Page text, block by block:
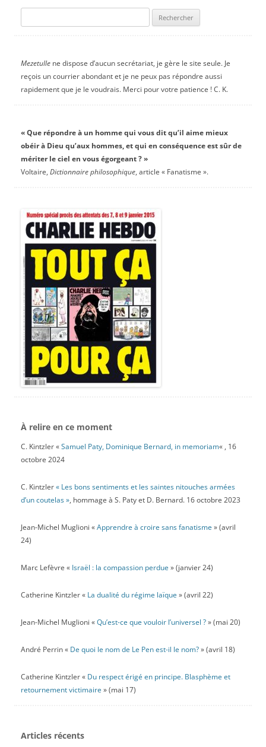
Mezetullene dispose d’aucun secrétariat, je gère le site seule. Je
reçois un courrier abondant et je ne peux pas répondre aussi
rapidement que je le voudrais. Merci pour votre patience ! C. K.
« Que répondre à un homme qui vous dit qu’il aime mieux
obéir à Dieu qu’aux hommes, et qui en conséquence est sûr de
mériter le ciel en vous égorgeant ? »
Voltaire, Dictionnaire philosophique, article « Fanatisme ».
À relire en ce moment
C. Kintzler «Samuel Paty, Dominique Bernard, in memoriam« , 16
octobre 2024
C. Kintzler« Les bons sentiments et les saintes nitouches armées
d’un coutelas », hommage à S. Paty et D. Bernard. 16 octobre 2023
Jean-Michel Muglioni «Apprendre à croire sans fanatisme » (avril
24)
Marc Lefèvre « Israël : la compassion perdue » (janvier 24)
Catherine Kintzler « La dualité du régime laïque » (avril 22)
Jean-Michel Muglioni «Qu’est-ce que vouloir l’universel ?» (mai 20)
André Perrin « De quoi le nom de Le Pen est-il le nom?» (avril 18)
Catherine Kintzler « Du respect érigé en principe. Blasphème et
retournement victimaire » (mai 17)
Articles récents